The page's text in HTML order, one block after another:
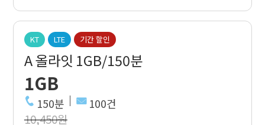
KT LTE 기간 할인
A 올라잇 1GB/150분
1GB
150분 100건
10,450원